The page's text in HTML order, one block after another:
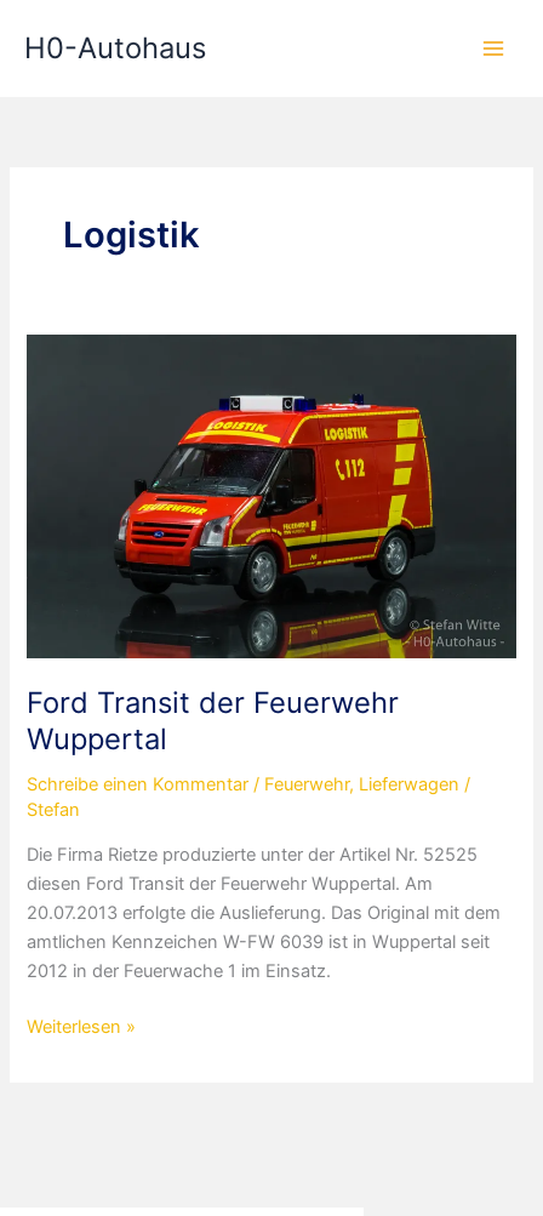
InhaltH0-Autohaus
Logistik
Ford Transit der Feuerwehr
Wuppertal
Schreibe einen Kommentar / Feuerwehr, Lieferwagen /
Stefan
Die Firma Rietze produzierte unter der Artikel Nr. 52525
diesen Ford Transit der Feuerwehr Wuppertal. Am
20.07.2013 erfolgte die Auslieferung. Das Original mit dem
amtlichen Kennzeichen W-FW 6039 ist in Wuppertal seit
2012 in der Feuerwache 1 im Einsatz.
Ford
Weiterlesen »